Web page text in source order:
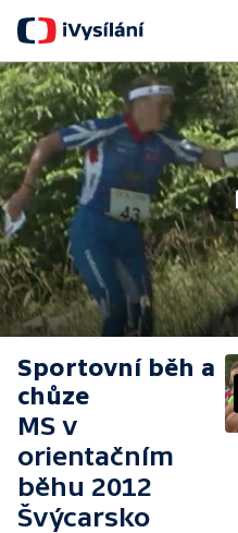
Sportovní běh a
chůze
MS v
orientačním
běhu 2012
Švýcarsko